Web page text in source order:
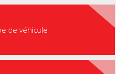
de véhicule